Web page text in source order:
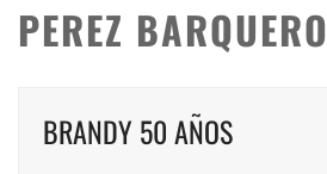
PEREZ BARQUERO
BRANDY 50 AÑOS